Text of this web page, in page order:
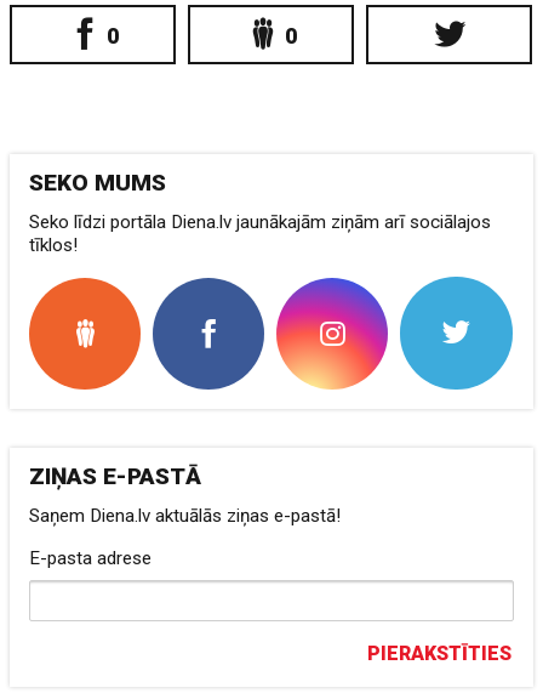
0 0
SEKO MUMS
Seko līdzi portāla Diena.lv jaunākajām ziņām arī sociālajos
tīklos!
ZIŅAS E-PASTĀ
Saņem Diena.lv aktuālās ziņas e-pastā!
E-pasta adrese
PIERAKSTĪTIES